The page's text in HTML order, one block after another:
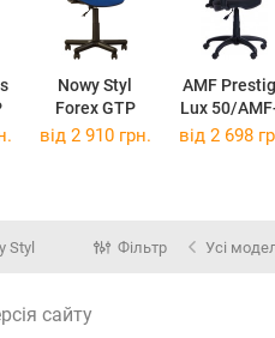
Nowy Styl
Forex GTP
AMF
Lux 50/
від 2 910 грн. від 2 698
Styl Фільтр Усі
сайту